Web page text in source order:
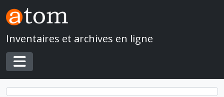
Skip to main content
Inventaires et archives en ligne
Toggle navigation